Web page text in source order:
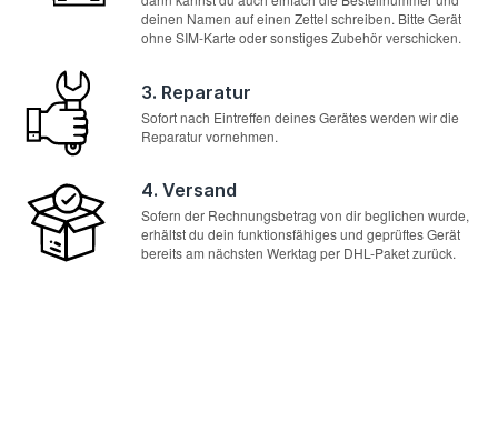
deinen Namen auf einen Zettel schreiben. Bitte Gerät
ohne SIM-Karte oder sonstiges Zubehör verschicken.
3. Reparatur
Sofort nach Eintreffen deines Gerätes werden wir die
Reparatur vornehmen.
4. Versand
Sofern der Rechnungsbetrag von dir beglichen wurde,
erhältst du dein funktionsfähiges und geprüftes Gerät
bereits am nächsten Werktag per DHL-Paket zurück.